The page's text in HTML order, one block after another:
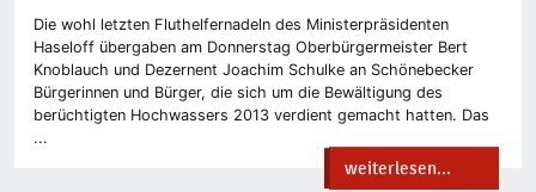
Die wohl letzten Fluthelfernadeln des Ministerpräsidenten
Haseloff übergaben am Donnerstag Oberbürgermeister Bert
Knoblauch und Dezernent Joachim Schulke an Schönebecker
Bürgerinnen und Bürger, die sich um die Bewältigung des
berüchtigten Hochwassers 2013 verdient gemacht hatten. Das
...
weiterlesen...